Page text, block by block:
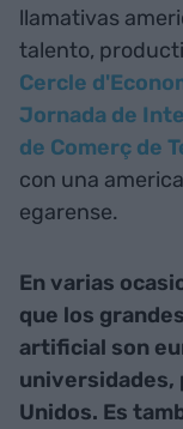
llamativas
talento,
Cercle
Jornada de
de Comerç de
con una
egarense.
En varias
que los
artificial son
universidades,
Unidos. Es